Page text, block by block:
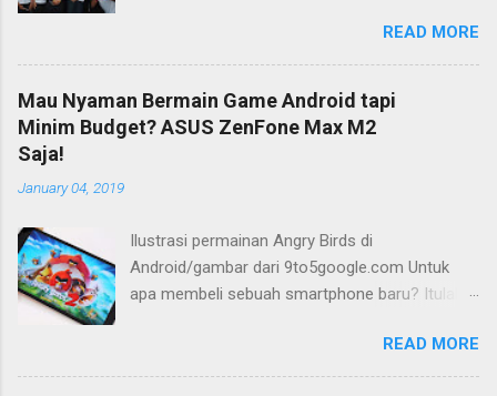
membela dirinya sendiri, biarlah tulisanmu itu
mengikuti takdirnya.” (Buya Hamka) Saya baru
mengenal petikan masyur di atas belakangan,
jauh bertahun-tahun setelah saya bergumul
Yang ada hanya satu: menulis dan terus
menulis. Bisa jadi perkenalan saya dengan dunia
menulis berjalan beriringan dengan ketertarikan
saya dengan dunia menulis karena aktivitas
membaca yang saya geluti pada waktu
READ MORE
Mau Nyaman Bermain Game Android tapi
Minim Budget? ASUS ZenFone Max M2
Saja!
January 04, 2019
Ilustrasi permainan Angry Birds di
Android/gambar dari 9to5google.com Untuk
apa membeli sebuah smartphone baru? Itulah
saya ketika berencana membeli sebuah telepon
pintar. Banyak alasan, tentu. Ketika smartphone
READ MORE